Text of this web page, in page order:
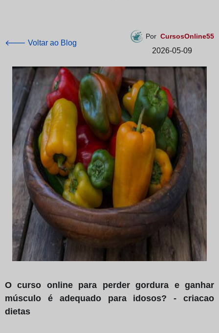
🡐 Voltar ao Blog
Por CursosOnline55
2026-05-09
O curso online para perder gordura e ganhar
músculo é adequado para idosos? - criacao
dietas